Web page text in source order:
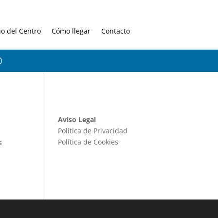
del Centro Cómo llegar Contacto
Aviso Legal
Política de Privacidad
Política de Cookies